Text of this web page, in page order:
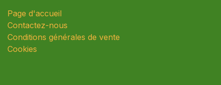
Page d'accueil
Contactez-nous
Conditions générales de vente
Cookies